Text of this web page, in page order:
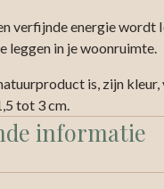
verfijnde energie
leggen in je woonruimte.
is, zijn
tot 3 cm.
informatie